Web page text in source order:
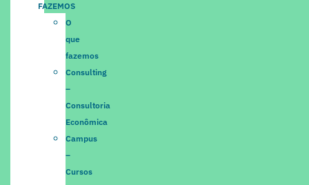
FAZEMOS
O
que
fazemos
Consulting
–
Consultoria
Econômica
Campus
–
Cursos